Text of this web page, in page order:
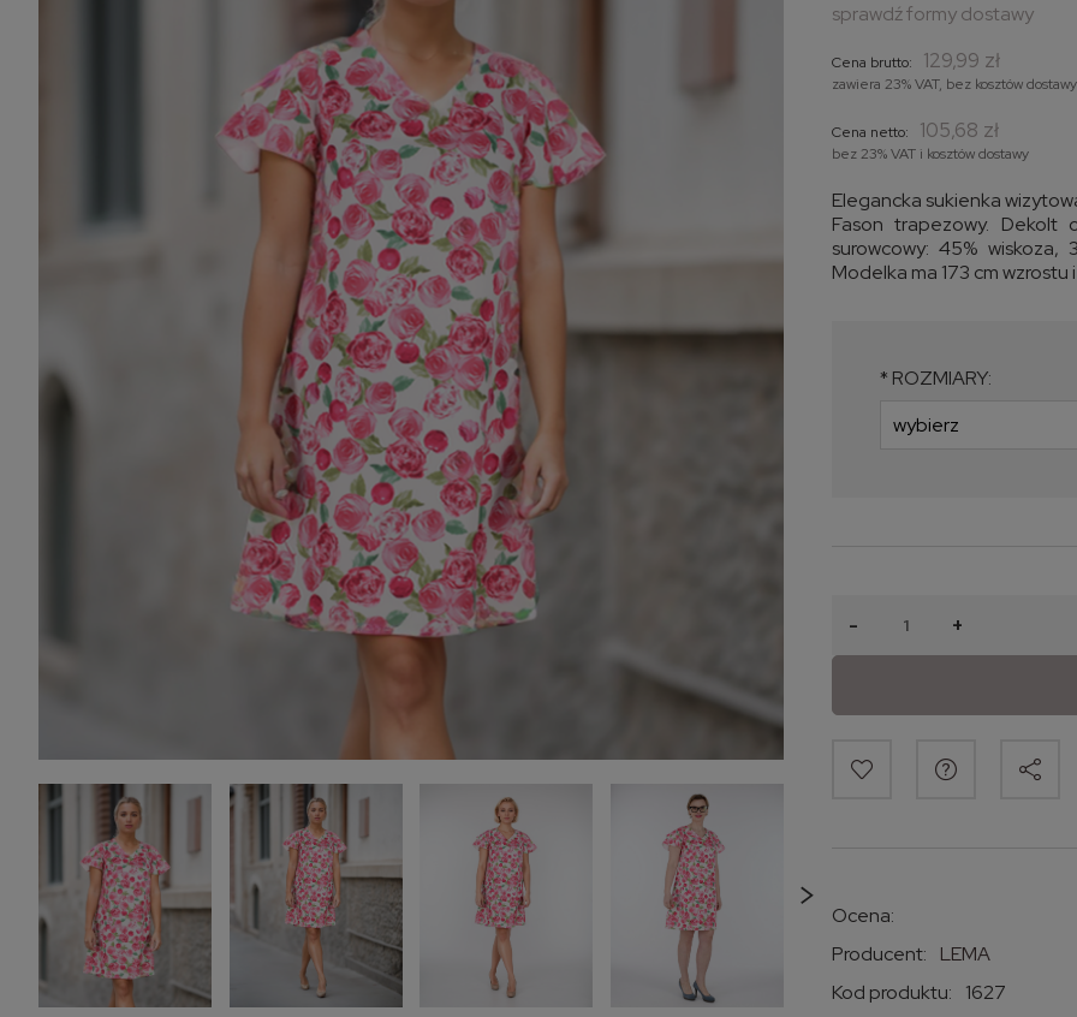
kosztów płatności
sprawdź formy dostawy
Cena brutto: 129,99 zł
zawiera 23% VAT, bez kosztów dostawy
Cena netto: 105,68 zł
bez 23% VAT i kosztów dostawy
Elegancka sukienka
Fason trapezowy. Dekolt
surowcowy: 45% wiskoza,
Modelka ma 173 cm
* ROZMIARY:
- +
Ocena:
Producent:
LEMA
Kod produktu:
1627